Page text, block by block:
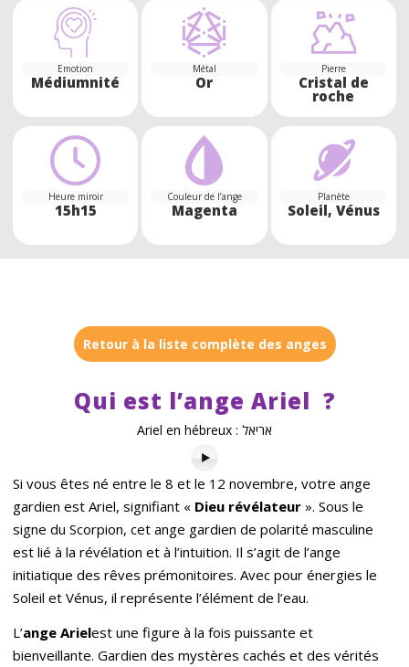
Emotion
Médiumnité
Métal
Or
Pierre
Cristal de
roche
Heure miroir
15h15
Couleur de l’ange
Magenta
Planète
Soleil, Vénus
Retour à la liste complète des anges
Qui est l’ange Ariel ?
Ariel en hébreux : אריאל
Si vous êtes né entre le 8 et le 12 novembre, votre ange
gardien est Ariel, signifiant « Dieu révélateur ». Sous le
signe du Scorpion, cet ange gardien de polarité masculine
est lié à la révélation et à l’intuition. Il s’agit de l’ange
initiatique des rêves prémonitoires. Avec pour énergies le
Soleil et Vénus, il représente l’élément de l’eau.
L’ange Arielest une figure à la fois puissante et
bienveillante. Gardien des mystères cachés et des vérités